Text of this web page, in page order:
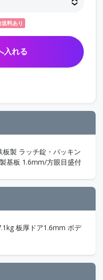
送料あり
入れる
製 ラッチ錠・パッキン
基板 1.6mm/方眼目盛付
板厚ドア1.6mm ボデ